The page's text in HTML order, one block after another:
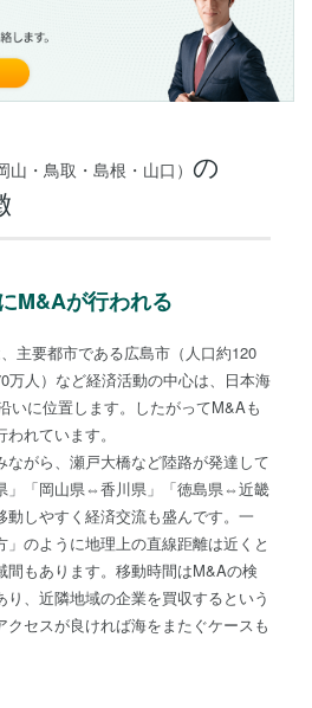
山・鳥取・島根・山口） の
M&Aが行われる
主要都市である広島市（人口約120
万人）など経済活動の中心は、日本海
いに位置します。したがってM&Aも
れています。
がら、瀬戸大橋など陸路が発達して
」「岡山県⇔香川県」「徳島県⇔近畿
しやすく経済交流も盛んです。一
のように地理上の直線距離は近くと
間もあります。移動時間はM&Aの検
、近隣地域の企業を買収するという
セスが良ければ海をまたぐケースも